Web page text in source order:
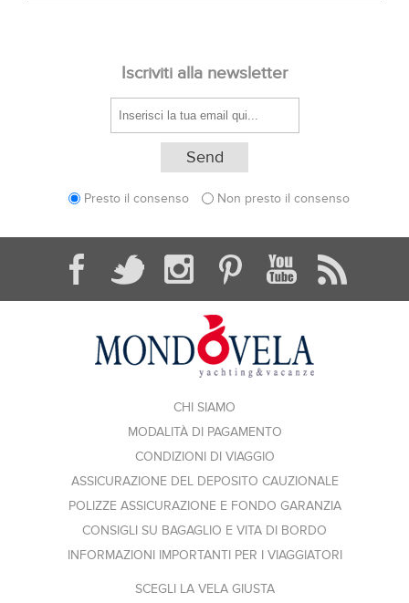
Iscriviti alla newsletter
Presto il consenso Non presto il consenso
CHI SIAMO
MODALITÀ DI PAGAMENTO
CONDIZIONI DI VIAGGIO
ASSICURAZIONE DEL DEPOSITO CAUZIONALE
POLIZZE ASSICURAZIONE E FONDO GARANZIA
CONSIGLI SU BAGAGLIO E VITA DI BORDO
INFORMAZIONI IMPORTANTI PER I VIAGGIATORI
SCEGLI LA VELA GIUSTA